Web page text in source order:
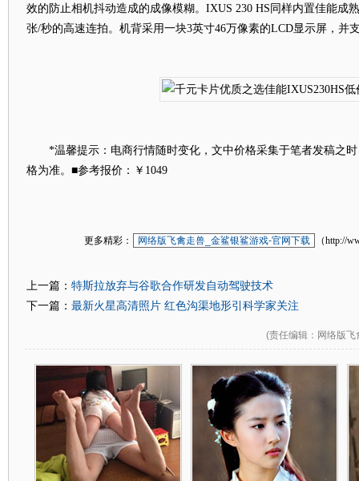
效的防止相机抖动造成的成像模糊。IXUS 230 HS同样内置佳能成
张/秒的高速连拍。机背采用一块3英寸46万像素的LCD显示屏，并
*温馨提示：电商行情随时变化，文中价格采集于笔者发稿之时
格为准。■参考报价：￥1049
更多精彩： 网络版飞禽走兽_金鲨银鲨游戏-官网下载 （http://
上一篇： 特斯拉放弃与谷歌合作研发自动驾驶技术
下一篇： 最新火星高清照片 红色沟渠地形引科学家关注
(责任编辑 ：网络版